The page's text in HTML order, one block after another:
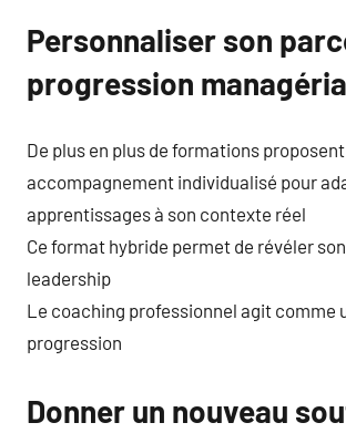
Personnaliser son
progression
De plus en plus de formations
accompagnement individualisé pour
apprentissages à son contexte réel
Ce format hybride permet de révéler
leadership
Le coaching professionnel agit comme
progression
Donner un nouveau